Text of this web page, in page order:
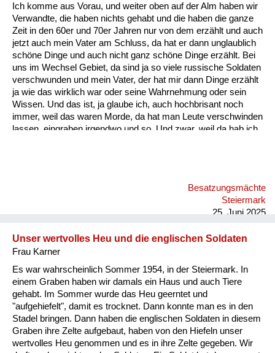
Ich komme aus Vorau, und weiter oben auf der Alm haben wir
Verwandte, die haben nichts gehabt und die haben die ganze
Zeit in den 60er und 70er Jahren nur von dem erzählt und auch
jetzt auch mein Vater am Schluss, da hat er dann unglaublich
schöne Dinge und auch nicht ganz schöne Dinge erzählt. Bei
uns im Wechsel Gebiet, da sind ja so viele russische Soldaten
verschwunden und mein Vater, der hat mir dann Dinge erzählt
ja wie das wirklich war oder seine Wahrnehmung oder sein
Wissen. Und das ist, ja glaube ich, auch hochbrisant noch
immer, weil das waren Morde, da hat man Leute verschwinden
lassen, eingraben irgendwo und so. Und zwar, weil da hab ich
Seppling-Karndorf haben sich die Bauern dann getroffen, weil
er war der der höchstgelegene Bauernhof, am nächs...
Besatzungsmächte
Steiermark
25. Juni 2025
Unser wertvolles Heu und die englischen Soldaten
Frau Karner
Es war wahrscheinlich Sommer 1954, in der Steiermark. In
einem Graben haben wir damals ein Haus und auch Tiere
gehabt. Im Sommer wurde das Heu geerntet und
"aufgehiefelt", damit es trocknet. Dann konnte man es in den
Stadel bringen. Dann haben die englischen Soldaten in diesem
Graben ihre Zelte aufgebaut, haben von den Hiefeln unser
wertvolles Heu genommen und es in ihre Zelte gegeben. Wir